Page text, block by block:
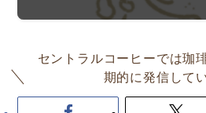
セントラルコーヒーでは珈
期的に発信して